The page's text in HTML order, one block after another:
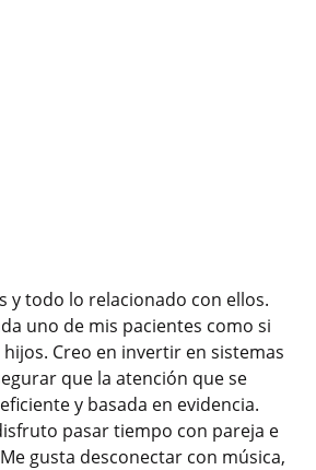
y todo lo relacionado con ellos.
uno de mis pacientes como si
Creo en invertir en sistemas
que la atención que se
y basada en evidencia.
pasar tiempo con pareja e
gusta desconectar con música,